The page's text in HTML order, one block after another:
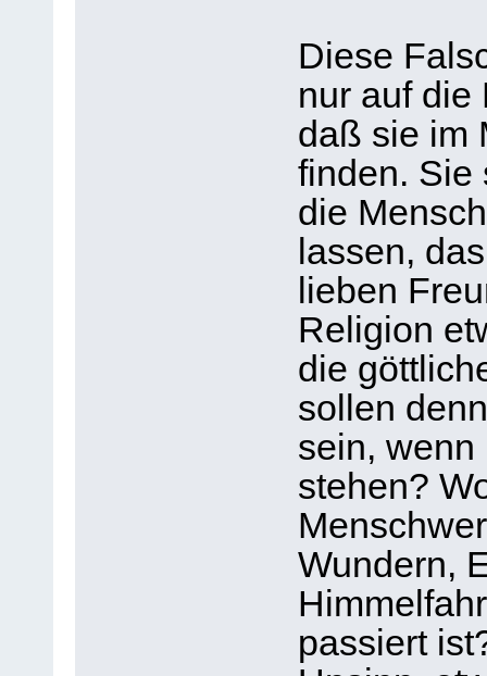
Diese
nur auf die
daß sie im
finden. Sie
die
lassen,
lieben
Religion
die
sollen
sein, wenn
stehen?
Wundern,
passiert